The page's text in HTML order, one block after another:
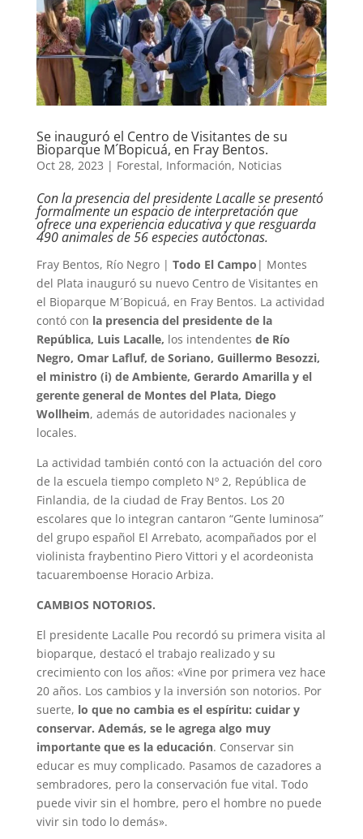
Se inauguró el Centro de Visitantes de su
Bioparque M´Bopicuá, en Fray Bentos.
Oct 28, 2023 | Forestal, Información, Noticias
Con la presencia del presidente Lacalle se presentó
formalmente un espacio de interpretación que
ofrece una experiencia educativa y que resguarda
490 animales de 56 especies autóctonas.
Fray Bentos, Río Negro | Todo El Campo | Montes
del Plata inauguró su nuevo Centro de Visitantes en
el Bioparque M´Bopicuá, en Fray Bentos. La actividad
contó con la presencia del presidente de la
República, Luis Lacalle, los intendentes de Río
Negro, Omar Lafluf, de Soriano, Guillermo Besozzi,
el ministro (i) de Ambiente, Gerardo Amarilla y el
gerente general de Montes del Plata, Diego
Wollheim, además de autoridades nacionales y
locales.
La actividad también contó con la actuación del coro
de la escuela tiempo completo Nº 2, República de
Finlandia, de la ciudad de Fray Bentos. Los 20
escolares que lo integran cantaron “Gente luminosa”
del grupo español El Arrebato, acompañados por el
violinista fraybentino Piero Vittori y el acordeonista
tacuaremboense Horacio Arbiza.
CAMBIOS NOTORIOS.
El presidente Lacalle Pou recordó su primera visita al
bioparque, destacó el trabajo realizado y su
crecimiento con los años: «Vine por primera vez hace
20 años. Los cambios y la inversión son notorios. Por
suerte, lo que no cambia es el espíritu: cuidar y
conservar. Además, se le agrega algo muy
importante que es la educación. Conservar sin
educar es muy complicado. Pasamos de cazadores a
sembradores, pero la conservación fue vital. Todo
puede vivir sin el hombre, pero el hombre no puede
vivir sin todo lo demás».